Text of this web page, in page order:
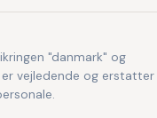
"danmark" og
vejledende og erstatter